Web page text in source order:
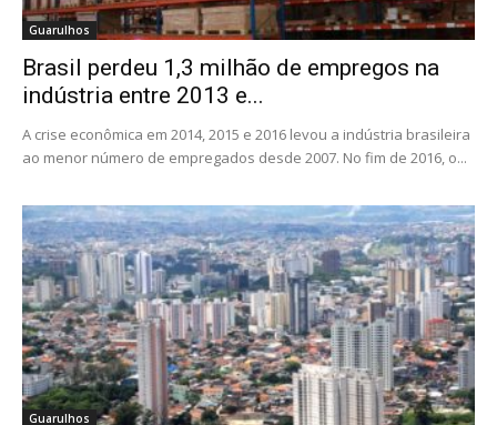
Guarulhos
Brasil perdeu 1,3 milhão de empregos na
indústria entre 2013 e...
A crise econômica em 2014, 2015 e 2016 levou a indústria brasileira
ao menor número de empregados desde 2007. No fim de 2016, o...
Guarulhos